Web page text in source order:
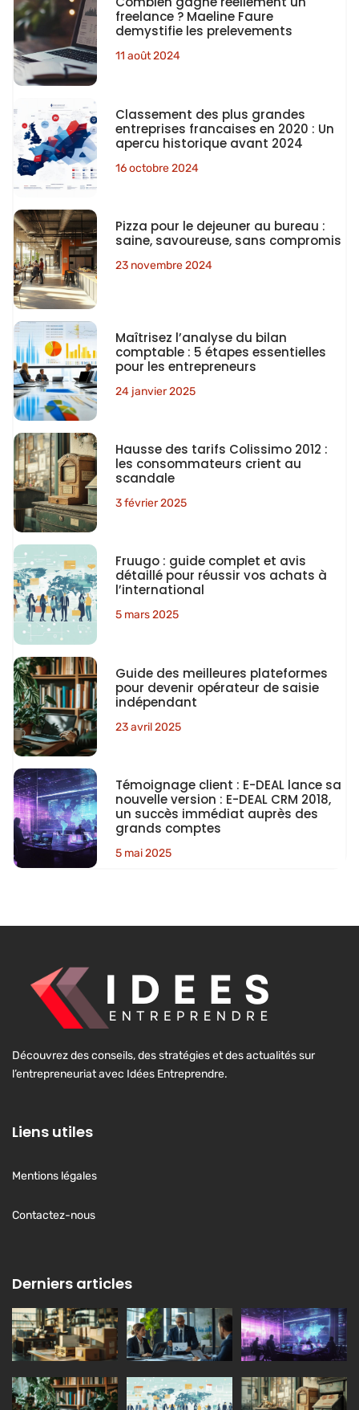
freelance ? Maeline Faure
demystifie les prelevements
11 août 2024
Classement des plus grandes
entreprises francaises en 2020 : Un
apercu historique avant 2024
16 octobre 2024
Pizza pour le dejeuner au bureau :
saine, savoureuse, sans compromis
23 novembre 2024
Maîtrisez l’analyse du bilan
comptable : 5 étapes essentielles
pour les entrepreneurs
24 janvier 2025
Hausse des tarifs Colissimo 2012 :
les consommateurs crient au
scandale
3 février 2025
Fruugo : guide complet et avis
détaillé pour réussir vos achats à
l’international
5 mars 2025
Guide des meilleures plateformes
pour devenir opérateur de saisie
indépendant
23 avril 2025
Témoignage client : E-DEAL lance sa
nouvelle version : E-DEAL CRM 2018,
un succès immédiat auprès des
grands comptes
5 mai 2025
Découvrez des conseils, des stratégies et des actualités sur
l’entrepreneuriat avec Idées Entreprendre.
Liens utiles
Mentions légales
Contactez-nous
Derniers articles